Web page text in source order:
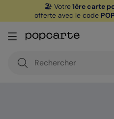
🏖️ Votre1ère carte
offerte avec le code